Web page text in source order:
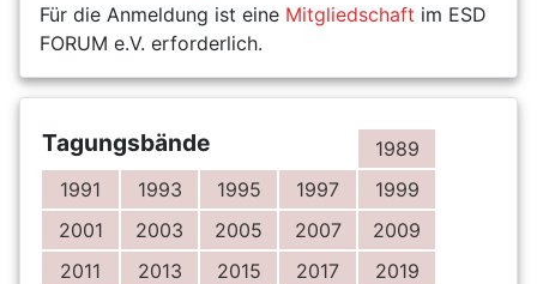
Für die Anmeldung ist eine Mitgliedschaft im ESD
FORUM e.V. erforderlich.
Tagungsbände
1989
1991
1993 1995 1997
1999
2001
2003 2005 2007
2009
2011
2013 2015 2017
2019